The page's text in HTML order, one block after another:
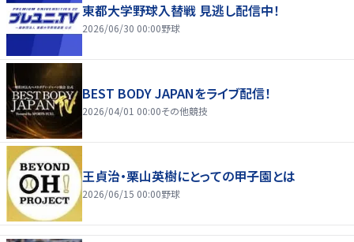
東都大学野球入替戦 見逃し配信中！
2026/06/30 00:00野球
BEST BODY JAPANをライブ配信！
2026/04/01 00:00その他競技
王貞治・栗山英樹にとっての甲子園とは
2026/06/15 00:00野球